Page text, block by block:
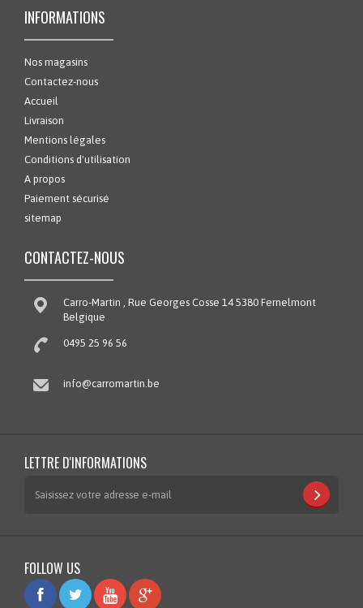
INFORMATIONS
Nos magasins
Contactez-nous
Accueil
Livraison
Mentions légales
Conditions d'utilisation
A propos
Paiement sécurisé
sitemap
CONTACTEZ-NOUS
Carro-Martin , Rue Georges Cosse 14 5380 Fernelmont
Belgique
0495 25 96 56
info@carromartin.be
LETTRE D'INFORMATIONS
FOLLOW US